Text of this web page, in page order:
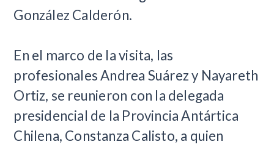
González Calderón.
En el marco de la visita, las
profesionalesAndrea Suárez y Nayareth
Ortiz, se reunieron con la delegada
presidencial de la Provincia Antártica
Chilena, Constanza Calisto, a quien